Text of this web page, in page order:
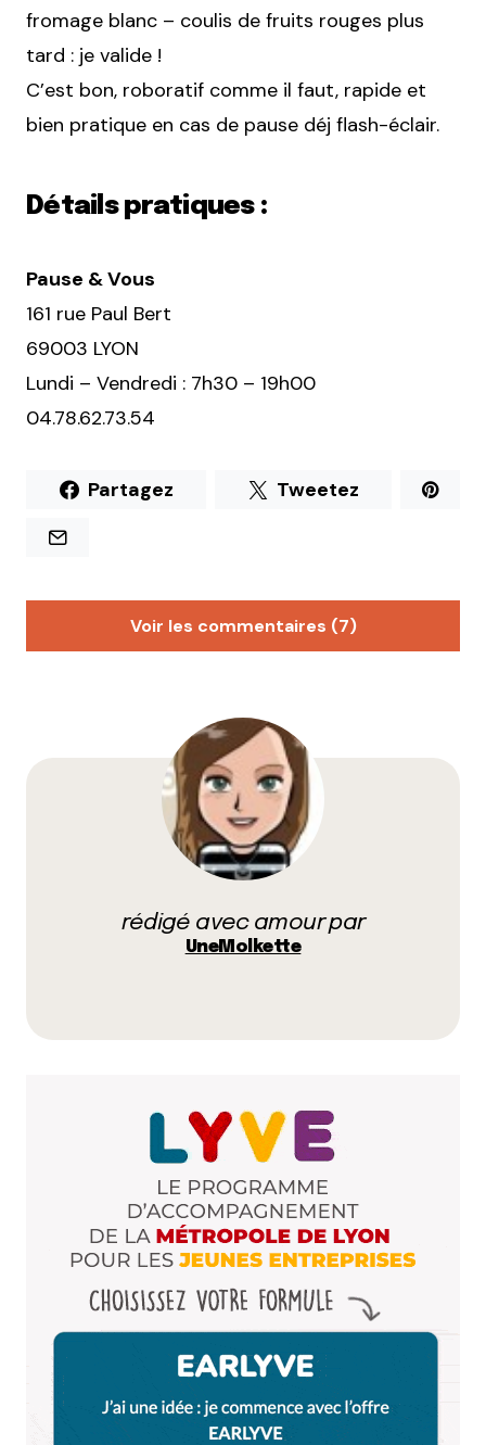
fromage blanc – coulis de fruits rouges plus
tard : je valide !
C’est bon, roboratif comme il faut, rapide et
bien pratique en cas de pause déj flash-éclair.
Détails pratiques :
Pause & Vous
161 rue Paul Bert
69003 LYON
Lundi – Vendredi : 7h30 – 19h00
04.78.62.73.54
Partagez Tweetez
Voir les commentaires (7)
Eh copine, ça y est tu as testé ! je valide aussi, trop
{et je ratouterai que les « desserts du jour » sont
toujours très bons}.
le cousin roux du géant vert est bien content de ce
5 mai 2010 à 17 h 11 min
Répondre
@Kouèt : yes ! Et bonne remarque pour les desserts,
merci pour le complément d’info !
@Littlecelt : héhé, Force Verte et Force Rouge sont
dans la place
Répondre
Merci pour l’adresse, j’ai trop kiffé ce resto…
effectivement c’est bon, c’est frais et c’est rapide…
avec un accueil sympa en plus ! La prochaine fois
dombes69
rédigé avec amour par
UneMolkette